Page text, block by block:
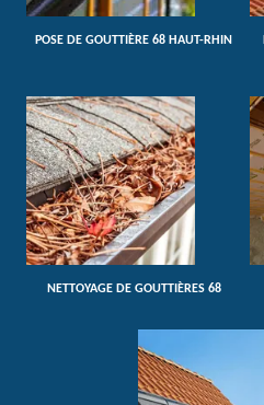
POSE DE GOUTTIÈRE 68 HAUT-RHIN
NETTOYAGE DE GOUTTIÈRES 68